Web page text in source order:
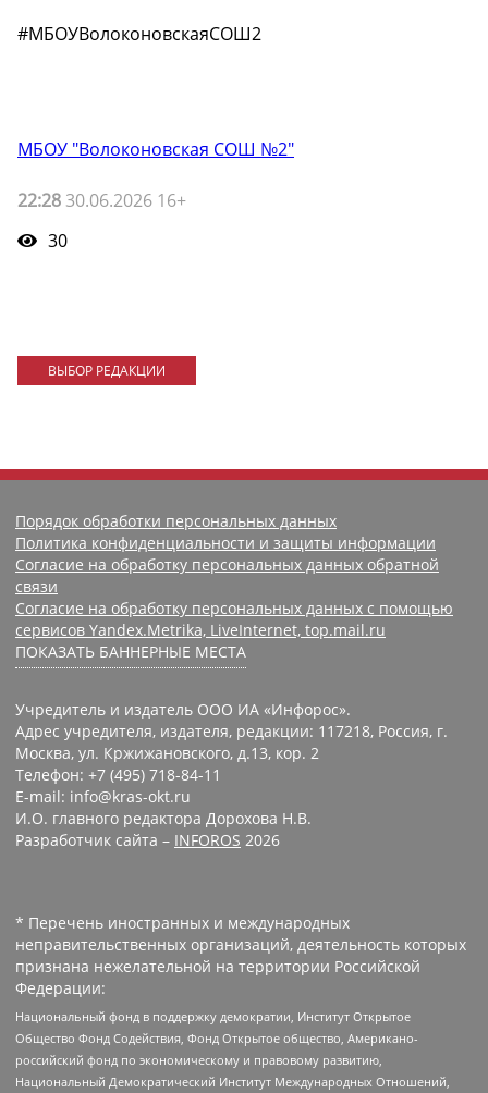
#МБОУВолоконовскаяСОШ2
МБОУ "Волоконовская СОШ №2"
22:28 30.06.2026 16+
30
ВЫБОР РЕДАКЦИИ
Порядок обработки персональных данных
Политика конфиденциальности и защиты информации
Согласие на обработку персональных данных обратной
связи
Согласие на обработку персональных данных с помощью
сервисов Yandex.Metrika, LiveInternet, top.mail.ru
ПОКАЗАТЬ БАННЕРНЫЕ МЕСТА
Учредитель и издатель ООО ИА «Инфорос».
Адрес учредителя, издателя, редакции: 117218, Россия, г.
Москва, ул. Кржижановского, д.13, кор. 2
Телефон: +7 (495) 718-84-11
E-mail: info@kras-okt.ru
И.О. главного редактора Дорохова Н.В.
Разработчик сайта – INFOROS 2026
* Перечень иностранных и международных
неправительственных организаций, деятельность которых
признана нежелательной на территории Российской
Федерации:
Национальный фонд в поддержку демократии, Институт Открытое
Общество Фонд Содействия, Фонд Открытое общество, Американо-
российский фонд по экономическому и правовому развитию,
Национальный Демократический Институт Международных Отношений,